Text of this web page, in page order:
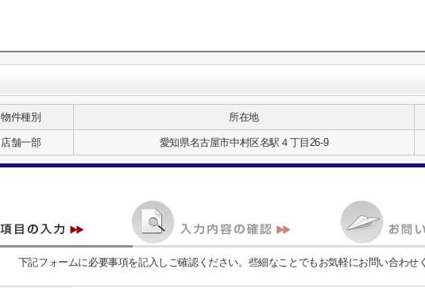
物件種別 所在地
店舗一部 愛知県名古屋市中村区名駅４丁目26-9
下記フォームに必要事項を記入しご確認ください。些細なことでもお気軽にお問い合わせ